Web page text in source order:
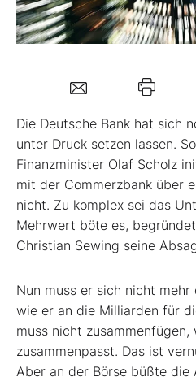
Mein Konto
Folgen Sie uns
Kontakt
Die Deutsche Bank hat sich
unter Druck setzen lassen.
Finanzminister Olaf Scholz
mit der Commerzbank über
nicht. Zu komplex sei das
Mehrwert böte es,
Christian Sewing seine
Nun muss er sich nicht mehr
wie er an die Milliarden für
muss nicht zusammenfügen,
zusammenpasst. Das ist
Aber an der Börse büßte die